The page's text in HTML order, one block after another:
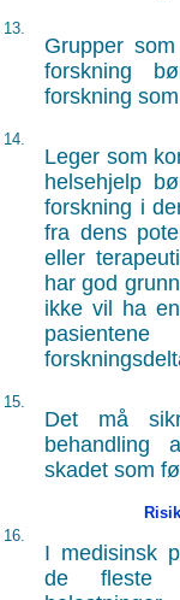
13.
Grupper
forskning
forskning
14.
Leger som
helsehjelp
forskning i
fra dens
eller
har god
ikke vil ha
15.
Det må
behandling
skadet som
16.
I medisinsk
de fleste